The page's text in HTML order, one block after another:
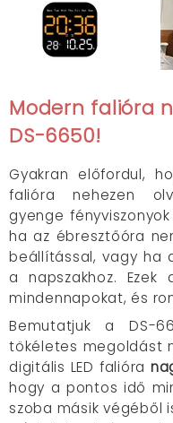
Modern falióra
DS-6650!
Gyakran előfordul,
falióra nehezen
gyenge
ha az ébresztőóra
beállítással, vagy ha
a napszakhoz.
mindennapokat, és
Bemutatjuk a DS-
tökéletes megoldást
digitális LED falióra
hogy a pontos idő
szoba másik végéből